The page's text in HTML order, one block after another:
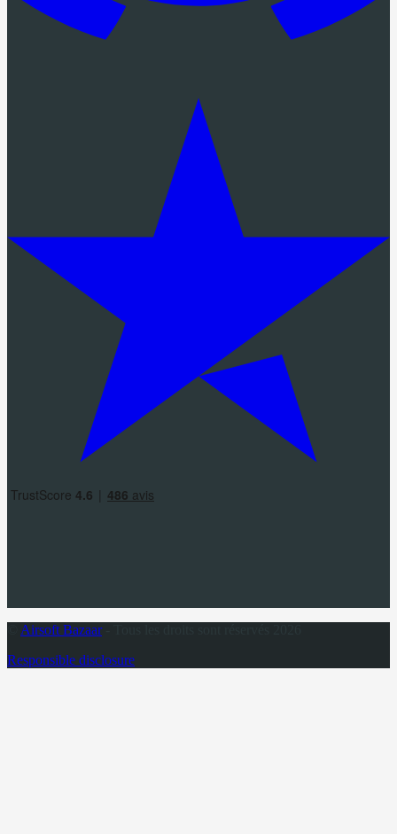
Airsoft Bazaar- Tous les droits sont réservés 2026
Responsible disclosure